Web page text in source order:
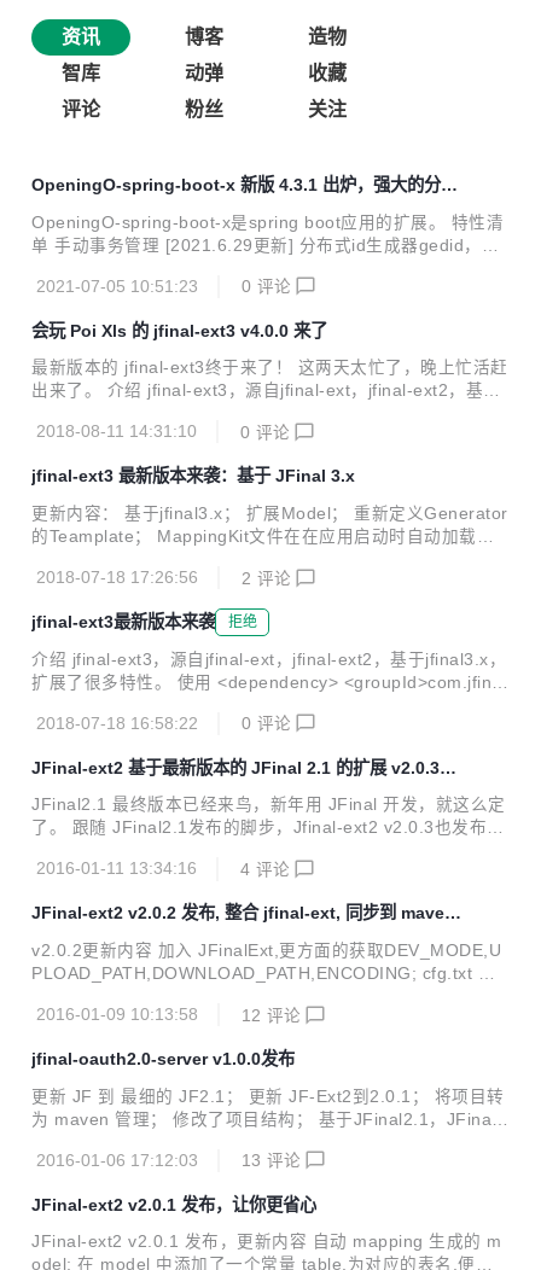
资讯 博客
造物
智库
动弹
收藏
评论
粉丝 关注
OpeningO-spring-boot-x 新版 4.3.1 出炉，强大的分布
式 id 支持
OpeningO-spring-boot-x是spring boot应用的扩展。 特性清
单 手动事务管理 [2021.6.29更新] 分布式id生成器gedid，Did
求日志，包括请求源、请求目标、请求参数、处理时间、错误
置； 嵌入SpringBoot的异常处理机制，可以将原来的错误信
息中插入其他信息、或将其解析或转换为其他信息； 如Sprin
gBoot之starter动态装配或在yml中配置相关特性； 简化的Re
dis操作； 提炼Elast...
2021-07-05 10:51:23 0 评论
会玩 Poi Xls 的 jfinal-ext3 v4.0.0 来了
最新版本的 jfinal-ext3终于来了！ 这两天太忙了，晚上忙活赶
出来了。 介绍 jfinal-ext3，源自jfinal-ext，jfinal-ext2，基于j
XlsRender等。 你可以这样玩 Xls void readXls() { XlsRead
dRule(); xlsReadRule.setStart(1); xlsReadRule.setEnd(6);
xlsReadRule.setCla...
2018-08-11 14:31:10 0 评论
jfinal-ext3 最新版本来袭：基于 JFinal 3.x
更新内容： 基于jfinal3.x； 扩展Model； 重新定义Generator
的Teamplate； MappingKit文件在在应用启动时自动加载，
g.conf配置； 添加redis的jf-app-cfg.conf配置； 添加ModelR
edisPlugin，集合jf-app-cfg.conf，将数据库表与redis映射起
来； 修改DruidPlugin相关逻辑； 删除upload相关包； 删除l
og相关包； 修复JFinalConfigExt的bug； 介绍 jfinal-ext3，
源自jfi...
2018-07-18 17:26:56 2 评论
jfinal-ext3最新版本来袭 拒绝
介绍 jfinal-ext3，源自jfinal-ext，jfinal-ext2，基于jfinal3.x，
扩展了很多特性。 使用 <dependency> <groupId>com.jfinal
${new_version}</version> </dependency> 特性说明 配置说
置说明 配置文件可以很方便的配置：多数据源、redis、mode
lGenerator 数据源配置...
2018-07-18 16:58:22 0 评论
JFinal-ext2 基于最新版本的 JFinal 2.1 的扩展 v2.0.3发
布
JFinal2.1 最终版本已经来鸟，新年用 JFinal 开发，就这么定
了。 跟随 JFinal2.1发布的脚步，Jfinal-ext2 v2.0.3也发布
做了改动，加入 com.jfinal.Logger 兼容旧版本JFinal中的 Lo
b。 <dependency> <groupId>com.jfinal</groupId> <arti
factId>jfinal-ext2</artifactId> <version>2.0.3</vers...
2016-01-11 13:34:16 4 评论
JFinal-ext2 v2.0.2 发布, 整合 jfinal-ext, 同步到 maven
Central
v2.0.2更新内容 加入 JFinalExt,更方面的获取DEV_MODE,U
PLOAD_PATH,DOWNLOAD_PATH,ENCODING; cfg.txt 中
oads 目录,目录格式为basedir+app_name+文件路径; 删除设
cy; 加入UploadPathKit,获取日期格式的 path,比如当前日期是
2016-1-7则目录为:/var/uploads/appname/2016/1/7/xx...
2016-01-09 10:13:58 12 评论
jfinal-oauth2.0-server v1.0.0发布
更新 JF 到 最细的 JF2.1； 更新 JF-Ext2到2.0.1； 将项目转
为 maven 管理； 修改了项目结构； 基于JFinal2.1，JFinal-
Auth 2.0定义了四种授权方式 授权码模式（authorization co
求token； 简化模式（implicit）：直接请求token； 密码模式
（resource owner password credentials）： 先完成授权，
然后再获取token； 客户端模式（client...
2016-01-06 17:12:03 13 评论
JFinal-ext2 v2.0.1 发布，让你更省心
JFinal-ext2 v2.0.1 发布，更新内容 自动 mapping 生成的 m
odel; 在 model 中添加了一个常量 table,为对应的表名,便于